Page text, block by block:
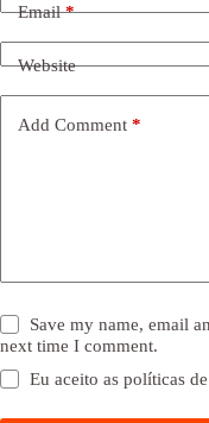
Email*
Website
Add Comment *
Save my name, email
next time I comment.
Eu aceito aspolíticas